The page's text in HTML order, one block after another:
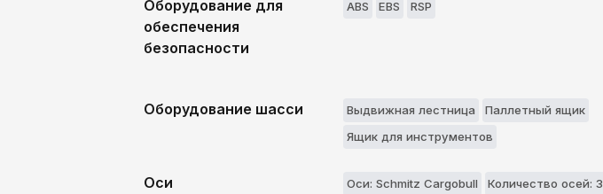
Оборудование для
обеспечения
безопасности
ABS EBS RSP
Оборудование шасси Выдвижнaя лестницa
Паллетный ящик
Ящик для инструментов
Оси Оси: Schmitz Cargobull
Количество осей: 3